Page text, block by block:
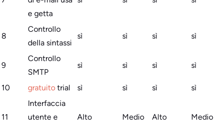
e getta
8
Controllo
della sintassi
sì sì sì sì
9
Controllo
SMTP
sì sì sì sì
10 gratuito trial sì sì sì sì
11
Interfaccia
utente e
Alto Medio Alto Medio